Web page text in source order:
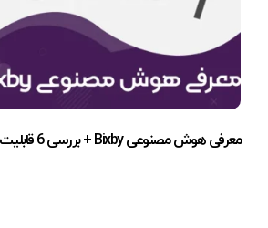
معرفی هوش مصنوعی Bixby + بررسی 6 قابلیت آن